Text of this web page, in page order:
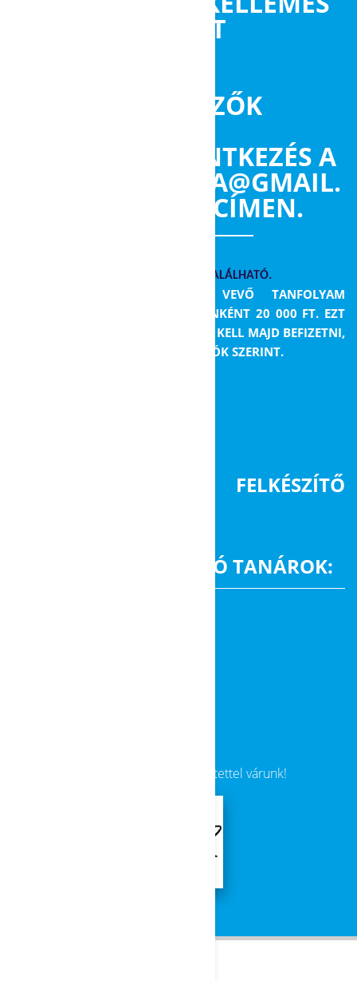
NYÁRI SZÜNETET
A SZERVEZŐK
ELŐZETES JELENTKEZÉS A
NEPSZERUKEMIA@GMAIL.
COM E-MAIL CÍMEN.
AZ ADATKEZELÉSI TÁJÉKOZTATÓ ITT TALÁLHATÓ.
A KÉT DÉLUTÁNT IGÉNYBE VEVŐ TANFOLYAM
ÖNKÖLTSÉGI DÍJA ÖSSZESEN FEJENKÉNT 20 000 FT. EZT
AZ ÖSSZEGET BANKI ÁTUTALÁSSAL KELL MAJD BEFIZETNI,
AZ E-MAILBEN KAPOTT INSTRUKCIÓK SZERINT.
A FELKÉSZÍTŐ
TANFOLYAMOT TARTÓ TANÁROK:
Minden érdeklődőt szeretettel várunk!